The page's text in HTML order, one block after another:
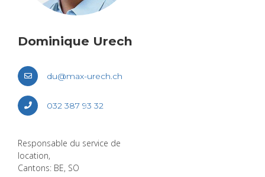
Domi­nique Urech
du@​max-​urech.​ch
032 387 93 32
Res­pon­sable du ser­vice de
loca­tion,
Can­tons: BE, SO